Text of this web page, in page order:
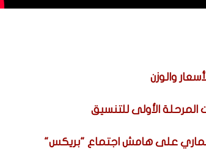
والوزن
على هامش اجتماع "بريكس"